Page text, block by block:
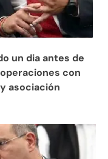
un dia antes de
con
asociación